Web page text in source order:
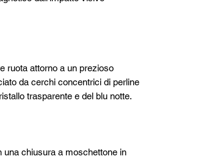
ruota attorno a un prezioso
da cerchi concentrici di perline
trasparente e del blu notte.
una chiusura a moschettone in